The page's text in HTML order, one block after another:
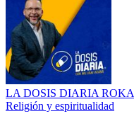
LA DOSIS DIARIA ROKA
Religión y espiritualidad